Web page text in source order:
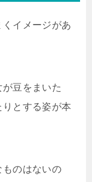
イメージがあ
豆をまいた
とする姿が本
ものはないの